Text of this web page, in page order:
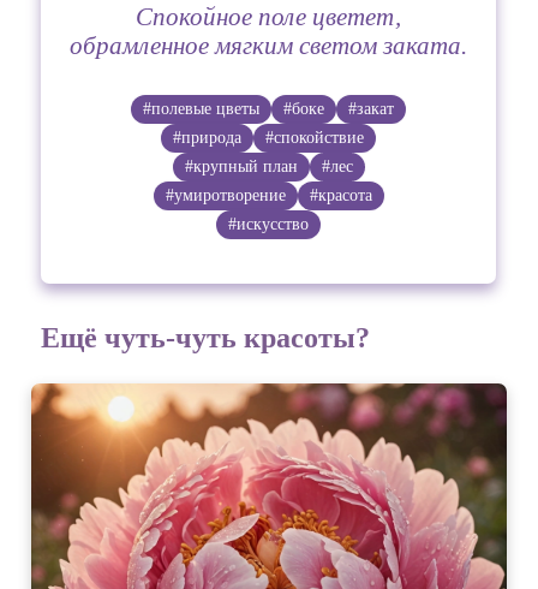
Спокойное поле цветет,
обрамленное мягким светом заката.
#полевые цветы #боке
#закат
#природа
#спокойствие
#крупный план
#лес
#умиротворение
#красота
#искусство
Ещё чуть-чуть красоты?